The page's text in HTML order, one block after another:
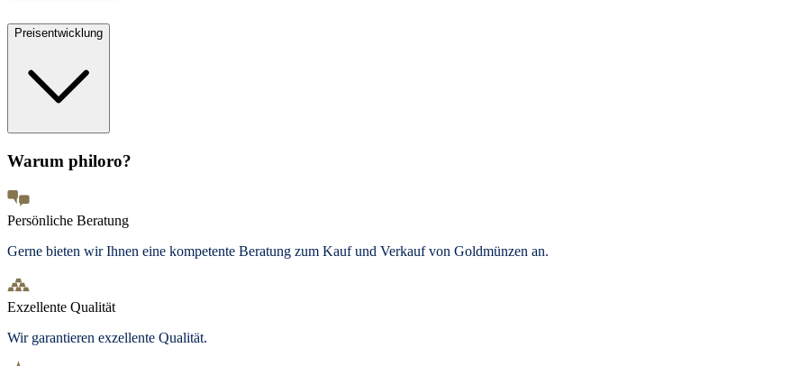
Preisentwicklung
Warum philoro?
Persönliche Beratung
Gerne bieten wir Ihnen eine kompetente Beratung zum Kauf und Verkauf von Goldmünzen an.
Exzellente Qualität
Wir garantieren exzellente Qualität.